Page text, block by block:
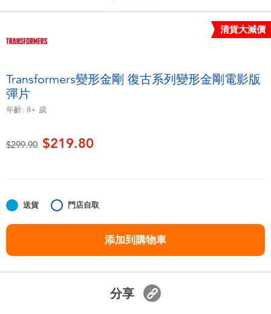
任天堂 Switch
清貨大減價
Transformers變形金剛 復古系列變形金剛電影版
彈片
年齡: 8+ 歲
價格從
$299.90至$219.80
送貨 門店自取
添加到購物車
分享